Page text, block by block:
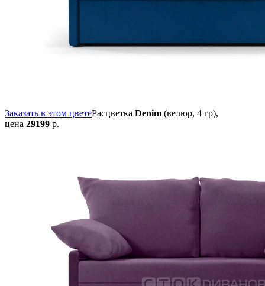
Заказать в этом цветеРасцветка Denim (велюр, 4 гр),
цена 29199 р.